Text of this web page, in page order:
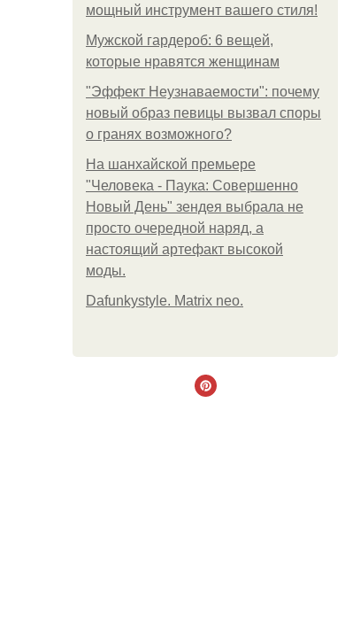
мощный инструмент вашего стиля!
Мужской гардероб: 6 вещей,
которые нравятся женщинам
"Эффект Неузнаваемости": почему
новый образ певицы вызвал споры
о гранях возможного?
На шанхайской премьере
"Человека - Паука: Совершенно
Новый День" зендея выбрала не
просто очередной наряд, а
настоящий артефакт высокой
моды.
Dafunkystyle. Matrix neo.